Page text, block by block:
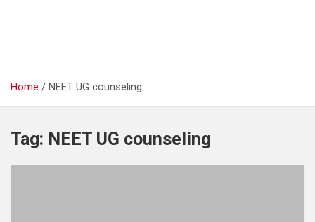
Home NEET UG counseling
Tag: NEET UG counseling